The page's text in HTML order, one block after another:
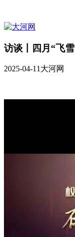
访谈丨四月“飞
2025-04-11大河网